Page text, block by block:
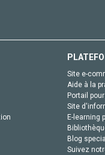
Site e-
Aide à la
Portail
Site
E-learning
Blog
Suivez